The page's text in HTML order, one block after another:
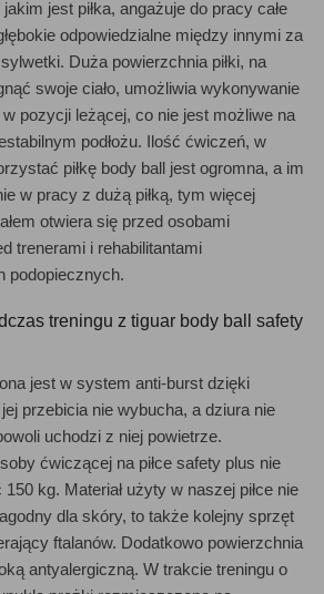
jest piłka, angażuje do pracy całe
odpowiedzialne między innymi za
Duża powierzchnia piłki, na
swoje ciało, umożliwia wykonywanie
pozycji leżącej, co nie jest możliwe na
podłożu. Ilość ćwiczeń, w
piłkę body ball jest ogromna, a im
w pracy z dużą piłką, tym więcej
otwiera się przed osobami
trenerami i rehabilitantami
podopiecznych.
treningu z tiguar body ball safety
jest w system anti-burst dzięki
przebicia nie wybucha, a dziura nie
uchodzi z niej powietrze.
ćwiczącej na piłce safety plus nie
kg. Materiał użyty w naszej piłce nie
dla skóry, to także kolejny sprzęt
ftalanów. Dodatkowo powierzchnia
antyalergiczną. W trakcie treningu o